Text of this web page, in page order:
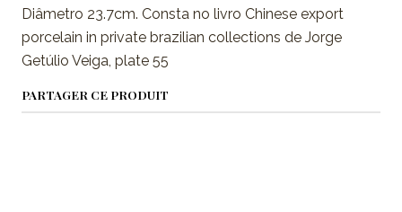
Diâmetro 23.7cm. Consta no livro Chinese export
porcelain in private brazilian collections de Jorge
Getúlio Veiga, plate 55
PARTAGER CE PRODUIT